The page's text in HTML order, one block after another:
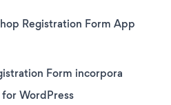
Registration Form App
Form incorpora
WordPress